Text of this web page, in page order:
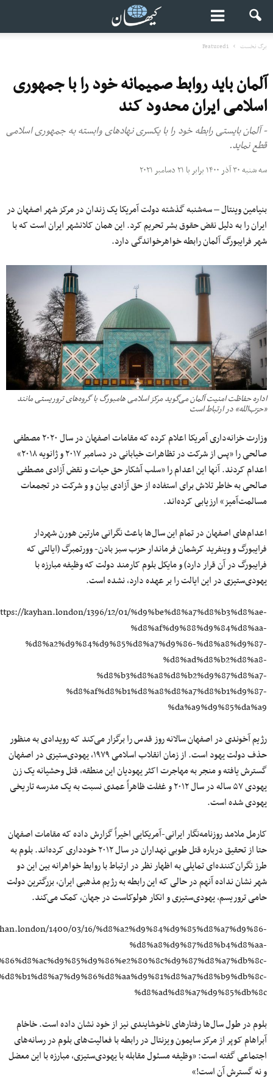
برگ نخست Featured1
آلمان باید روابط صمیمانه خود را با جمهوری
اسلامی ایران محدود کند
- آلمان بایستی رابطه خود را با یکسری نهادهای وابسته به جمهوری اسلامی
قطع نماید.
سه شنبه ۳۰ آذر ۱۴۰۰ برابر با ۲۱ دسامبر ۲۰۲۱
بنیامین وینتال – سه‌شنبه گذشته دولت آمریکا یک زندان در مرکز شهر اصفهان در
ایران را به دلیل نقض حقوق بشر تحریم کرد. این همان کلانشهر ایران است که با
شهر فرایبورگ آلمان رابطه خواهرخواندگی دارد.
اداره حفاظت امنیت آلمان می‌گوید مرکز اسلامی هامبورگ با گروه‌های تروریستی مانند
«حزب‌الله» در ارتباط است
وزارت خزانه‌داری آمریکا اعلام کرده که مقامات اصفهان در سال ۲۰۲۰ مصطفی
صالحی را «پس از شرکت در تظاهرات خیابانی در دسامبر ۲۰۱۷ و ژانویه ۲۰۱۸»
اعدام کردند. آنها این اعدام را «سلب آشکار حق حیات و نقض آزادی مصطفی
صالحی به خاطر تلاش برای استفاده از حق آزادی بیان و و شرکت در تجمعات
مسالمت‌آمیز» ارزیابی کرده‌اند.
اعدام‌های اصفهان در تمام این سال‌ها باعث نگرانی مارتین هورن شهردار
فرایبورگ و وینفرید کرشمان فرماندار حزب سبز بادن- وورتمبرگ (ایالتی که
فرایبورگ در آن قرار دارد) و مایکل بلوم کارمند دولت که وظیفه مبارزه با
یهودی‌ستیزی در این ایالت را بر عهده دارد، نشده است.
kayhan.london/1396/12/01/%d9%be%d8%a7%d8%b3%d8%ae-
%d8%af%d9%88%d9%84%d8%aa-
%d8%a2%d9%84%d9%85%d8%a7%d9%86-%d8%a8%d9%87-
%d8%ad%d8%b2%d8%a8-
%d8%b3%d8%a8%d8%b2%d9%87%d8%a7-
%d8%af%d8%b1%d8%a8%d8%a7%d8%b1%d9%87-
%da%a9%d9%85%da%a9
رژیم آخوندی در اصفهان سالانه روز قدس را برگزار می‌کند که رویدادی به منظور
حذف دولت یهود است. از زمان انقلاب اسلامی ۱۹۷۹، یهودی‌ستیزی در اصفهان
گسترش یافته و منجر به مهاجرت اکثر یهودیان این منطقه، قتل وحشیانه یک زن
یهودی ۵۷ ساله در سال ۲۰۱۲ و غفلت ظاهراً عمدی نسبت به یک مدرسه تاریخی
یهودی شده است.
کارمل ملامد روزنامه‌نگار ایرانی-آمریکایی اخیراً گزارش داده که مقامات اصفهان
حتا از تحقیق درباره قتل طوبی نهداران در سال ۲۰۱۲ خودداری کرده‌اند. بلوم به
طرز نگران‌کننده‌ای تمایلی به اظهار نظر در ارتباط با روابط خواهرانه بین این دو
شهر نشان نداده آنهم در حالی که این رابطه به رژیم مذهبی ایران، بزرگترین دولت
حامی تروریسم، یهودی‌ستیزی و انکار هولوکاست در جهان، کمک می‌کند.
1400/03/16/%d8%a2%d9%84%d9%85%d8%a7%d9%86-
%d8%a8%d9%87%d8%b4%d8%aa-
%d8%ad%d8%a7%d9%85%db%8c
بلوم در طول سال‌ها رفتارهای ناخوشایندی نیز از خود نشان داده است. خاخام
آبراهام کوپر از مرکز سایمون ویزنتال در رابطه با فعالیت‌های بلوم در رسانه‌های
اجتماعی گفته است: «وظیفه مسئول مقابله با یهودی‌ستیزی، مبارزه با این معضل
و نه گسترش آن است!»